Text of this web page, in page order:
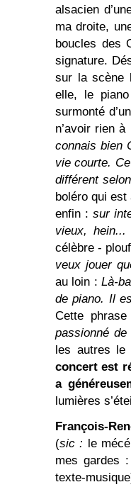
alsacien
ma droite,
boucles des
signature.
sur la scène
elle, le
surmonté d’un
n’avoir rien
connais bien
vie courte.
différent
boléro qui est
enfin :sur
vieux,
célèbre -
veux jouer
au loin :Là-
de piano. Il
Cette
passionné
les autres le
concert est
a
lumières
François-
(sic : le
mes gardes
texte-